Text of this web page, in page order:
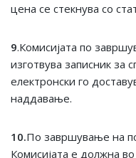
цена се стекнува со
9.Комисијата по
изготвува записник за
електронски го
наддавање.
10.По завршување на
Комисијата е должна